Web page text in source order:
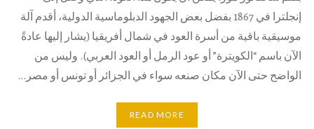
إنجلترا في 1867 بفضل بعض الجهود الدبلوماسية الدولية، أقدم آلة
موسيقية باقية من أسرة العود في شمال أفريقيا (يشار إليها عادةً
الآن باسم “الكويترة” أو عود الرمل أو العود العربي). وليس من
الواضح حتى الآن مكان صنعه سواء في الجزائر أو تونس أو مصر…
READ MORE